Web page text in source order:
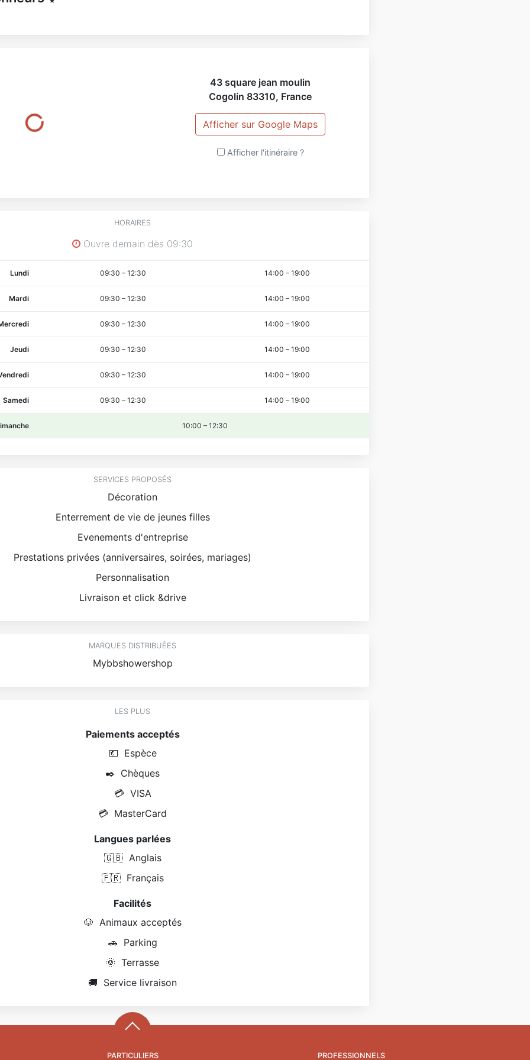
43 square jean moulin
Cogolin 83310, France
Afficher sur Google Maps
Afficher l'itinéraire ?
HORAIRES
Ouvre demain dès 09:30
Lundi 09:30 – 12:30 14:00 – 19:00
Mardi 09:30 – 12:30 14:00 – 19:00
09:30 – 12:30 14:00 – 19:00
Jeudi 09:30 – 12:30 14:00 – 19:00
09:30 – 12:30 14:00 – 19:00
Samedi 09:30 – 12:30 14:00 – 19:00
10:00 – 12:30
SERVICES PROPOSÉS
Décoration
Enterrement de vie de jeunes filles
Evenements d'entreprise
Prestations privées (anniversaires, soirées, mariages)
Personnalisation
Livraison et click &drive
MARQUES DISTRIBUÉES
Mybbshowershop
LES PLUS
Paiements acceptés
💶 Espèce
✒️ Chèques
💳 VISA
💳 MasterCard
Langues parlées
🇬🇧 Anglais
🇫🇷 Français
Facilités
🐶 Animaux acceptés
🚗 Parking
🌞 Terrasse
🚚 Service livraison
PARTICULIERS PROFESSIONNELS